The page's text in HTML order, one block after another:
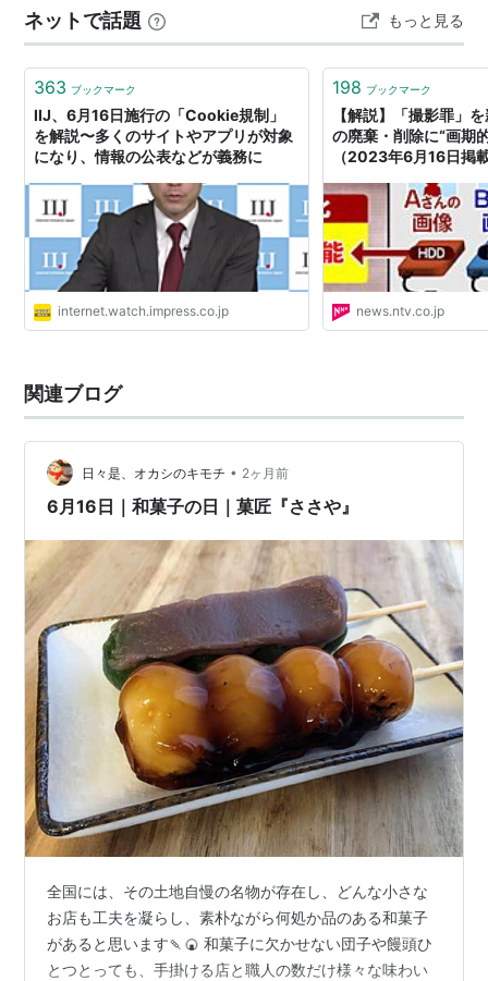
-0616.htm
http://www.d4.dion.ne.jp/~warapon/data02/media
-0616.htm
*リスト：リスト::○月○日
もりで出かけたいところ、紫陽花の名所を一つ紹介した
いと思います… と…
ネットで話題 もっと見る
363 ブックマーク
IIJ、6月16日施行の「Cookie規制」
を解説〜多くのサイトやアプリが対象
になり、情報の公表などが義務に
internet.watch.impress.co.jp
198 ブックマーク
【解説】「撮影罪」
の廃棄・削除に“画期
（2023年6月16日掲
news.ntv.co.jp
関連ブログ
日々是、オカシのキモチ • 2ヶ月前
6月16日｜和菓子の日｜菓匠『ささや』
全国には、その土地自慢の名物が存在し、どんな小さな
お店も工夫を凝らし、素朴ながら何処か品のある和菓子
があると思います🍡🍘 和菓子に欠かせない団子や饅頭ひ
とつとっても、手掛ける店と職人の数だけ様々な味わい